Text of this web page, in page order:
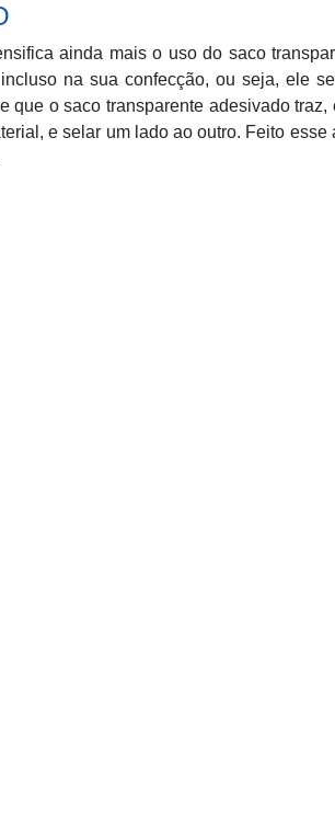
ainda mais o uso do saco
na sua confecção, ou seja, ele
que o saco transparente adesivado
e selar um lado ao outro. Feito